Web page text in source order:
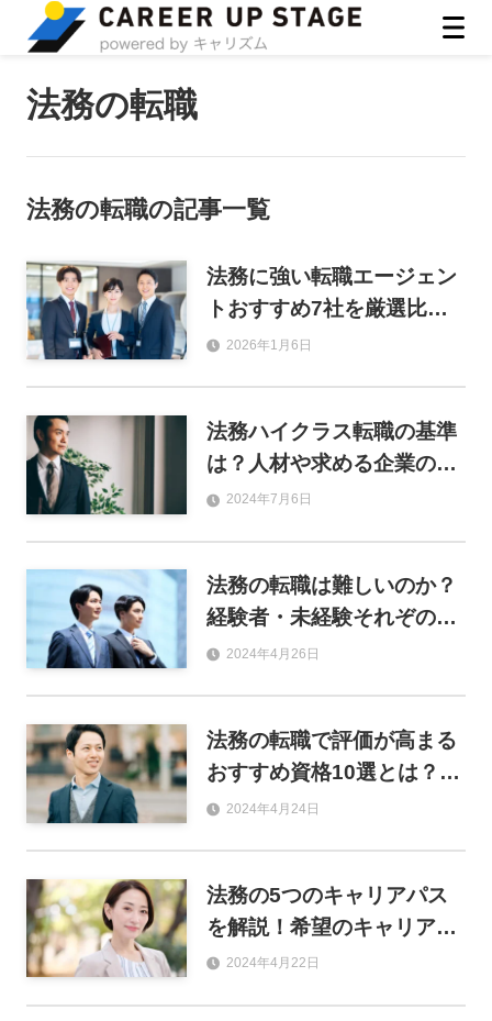
法務の転職
法務の転職の記事一覧
法務に強い転職エージェン
トおすすめ7社を厳選比
較！2026年の転職市場や成
2026年1月6日
法務ハイクラス転職の基準
は？人材や求める企業のタ
イプ、成功ポイント
2024年7月6日
法務の転職は難しいのか？
経験者・未経験それぞの転
職活動成功の秘訣
2024年4月26日
法務の転職で評価が高まる
おすすめ資格10選とは？磨
くべきスキル・知識も紹介
2024年4月24日
法務の5つのキャリアパス
を解説！希望のキャリア実
現に向けてするべきことと
2024年4月22日